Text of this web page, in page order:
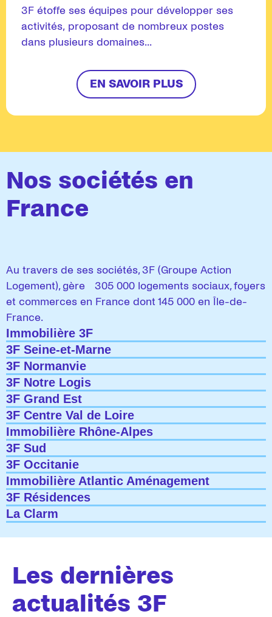
3F étoffe ses équipes pour développer ses
activités, proposant de nombreux postes
dans plusieurs domaines...
EN SAVOIR PLUS
Nos sociétés en
France
Au travers de ses sociétés, 3F (Groupe Action
Logement), gère 305 000 logements sociaux, foyers
et commerces en France dont 145 000 en Île-de-
France.
Immobilière 3F
3F Seine-et-Marne
3F Normanvie
3F Notre Logis
3F Grand Est
3F Centre Val de Loire
Immobilière Rhône-Alpes
3F Sud
3F Occitanie
Immobilière Atlantic Aménagement
3F Résidences
La Clarm
Les dernières
actualités 3F